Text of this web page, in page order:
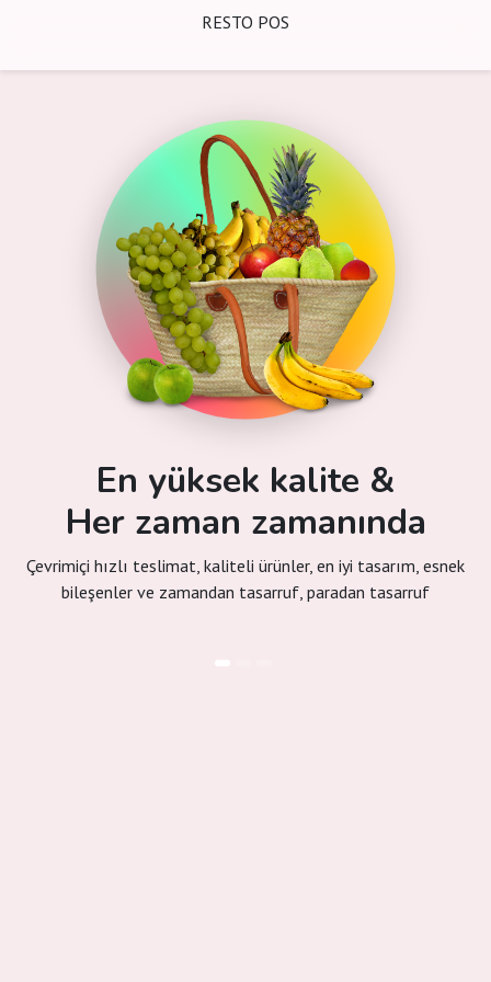
RESTO POS
En yüksek kalite &
Her zaman zamanında
Çevrimiçi hızlı teslimat, kaliteli ürünler, en iyi tasarım, esnek
bileşenler ve zamandan tasarruf, paradan tasarruf